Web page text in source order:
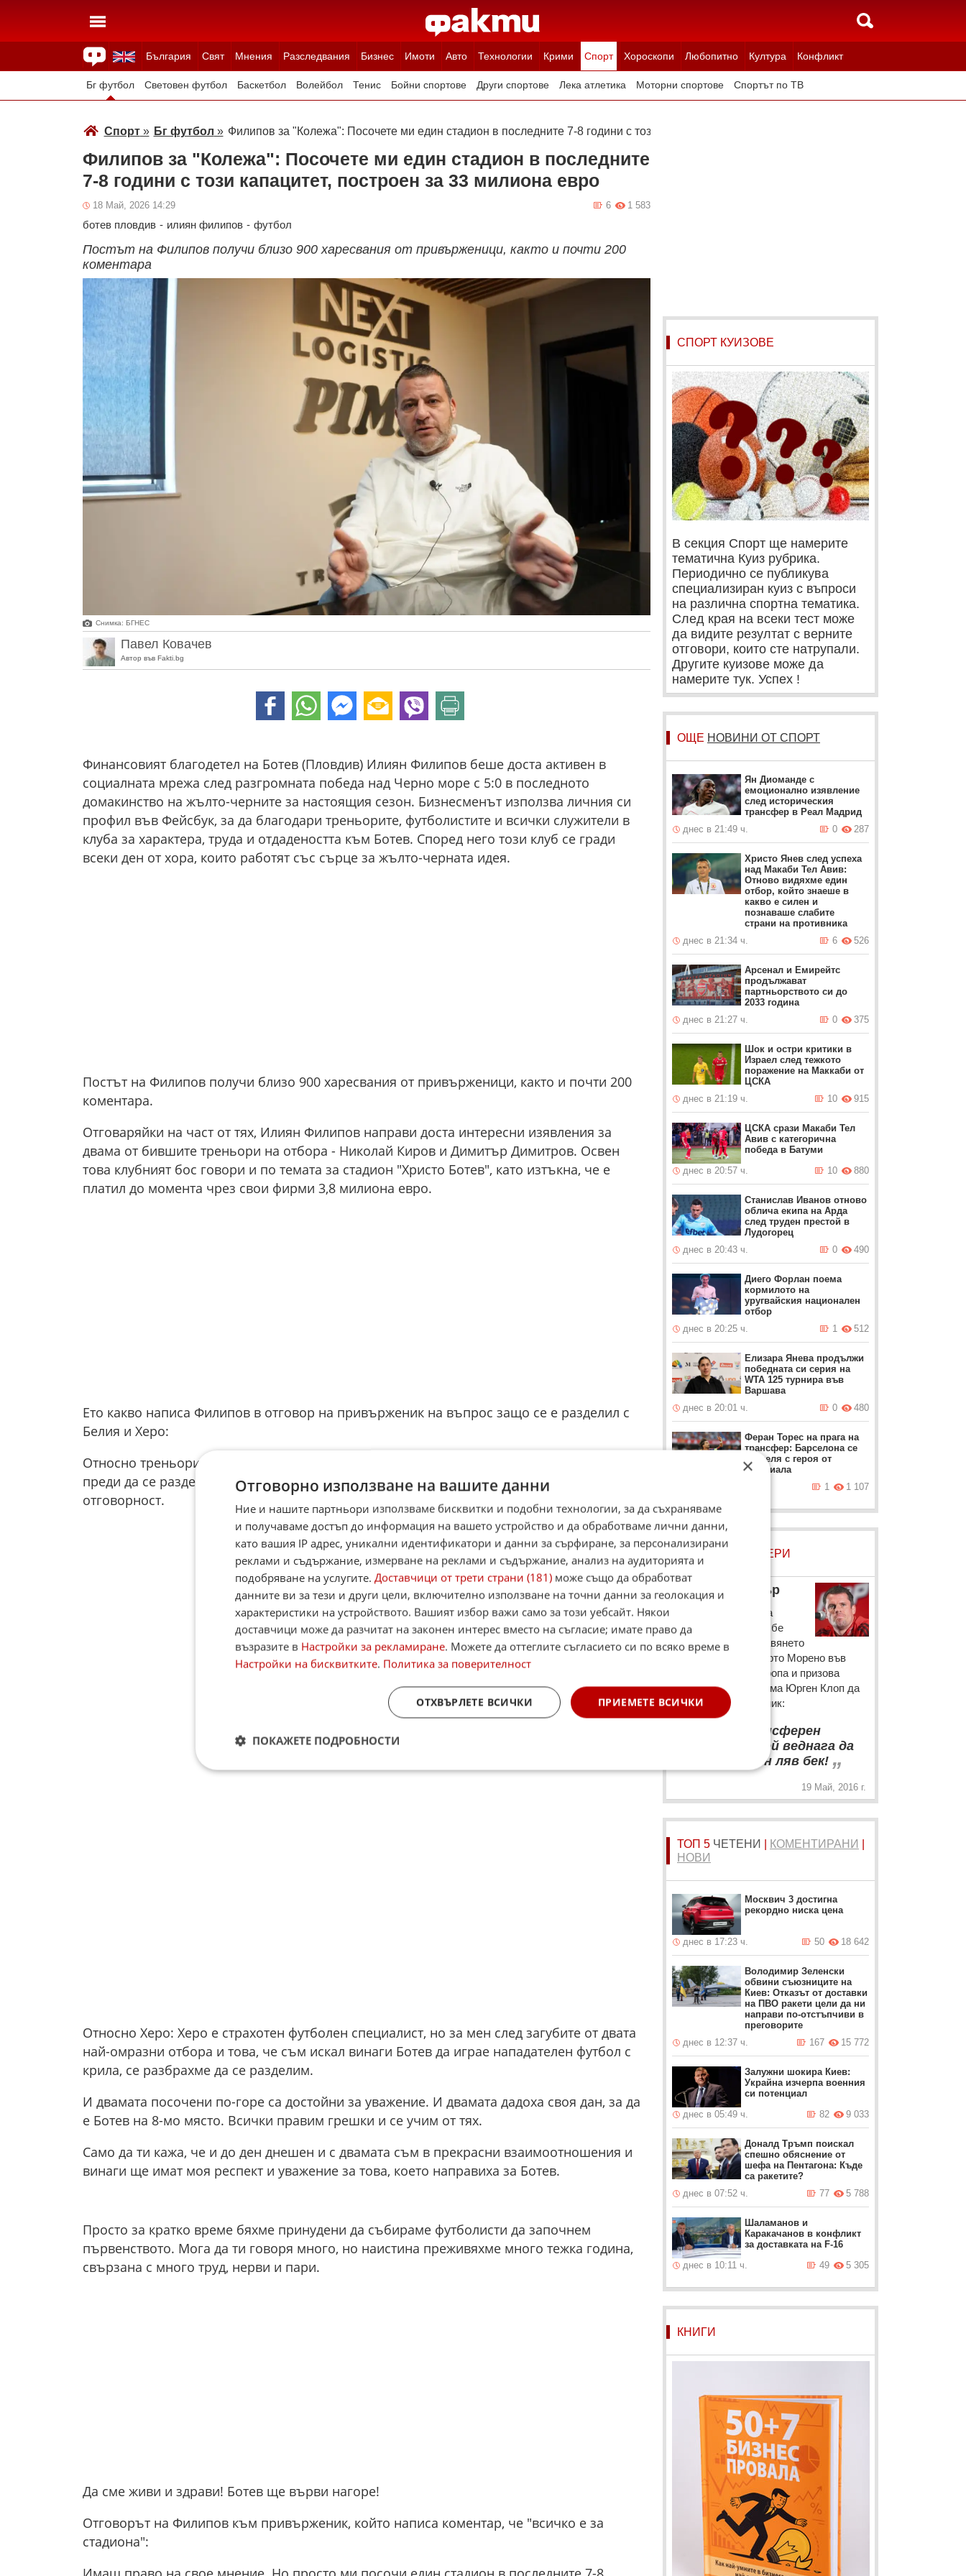
България Свят Мнения Разследвания Бизнес Имоти Авто Технологии Крими Спорт Хороскопи Любопитно Култура Конфликт
Здраве Времето Анкети Вицове Куизове
Бг футбол Световен футбол Баскетбол Волейбол Тенис Бойни спортове Други спортове Лека атлетика Моторни спортове Спортът по ТВ
Спорт» Бг футбол » Филипов за "Колежа": Посочете ми един стадион в последните 7-8 години с този капацитет, построен за 33 милиона евро
Филипов за "Колежа": Посочете ми един стадион в последните
7-8 години с този капацитет, построен за 33 милиона евро
18 Май, 2026 14:29 1 583
6
ботев пловдив - илиян филипов - футбол
Постът на Филипов получи близо 900 харесвания от привърженици, както и почти 200
коментара
Снимка: БГНЕС
Павел Ковачев
Автор във Fakti.bg
Финансовият благодетел на Ботев (Пловдив) Илиян Филипов беше доста активен в
социалната мрежа след разгромната победа над Черно море с 5:0 в последното
домакинство на жълто-черните за настоящия сезон. Бизнесменът използва личния си
профил във Фейсбук, за да благодари треньорите, футболистите и всички служители в
клуба за характера, труда и отдадеността към Ботев. Според него този клуб се гради
всеки ден от хора, които работят със сърце за жълто-черната идея.
Постът на Филипов получи близо 900 харесвания от привърженици, както и почти 200
коментара.
Отговаряйки на част от тях, Илиян Филипов направи доста интересни изявления за
двама от бившите треньори на отбора - Николай Киров и Димитър Димитров. Освен
това клубният бос говори и по темата за стадион "Христо Ботев", като изтъкна, че е
платил до момента чрез свои фирми 3,8 милиона евро.
Ето какво написа Филипов в отговор на привърженик на въпрос защо се е разделил с
Белия и Херо:
Относно треньорите мислих, че е ясно. Ники Киров си подаде сам оставка два мача
преди да се разделим и бях принуден да му я приема, защото някой трябваше да поеме
отговорност.
Относно Херо: Херо е страхотен футболен специалист, но за мен след загубите от двата
най-омразни отбора и това, че съм искал винаги Ботев да играе нападателен футбол с
крила, се разбрахме да се разделим.
И двамата посочени по-горе са достойни за уважение. И двамата дадоха своя дан, за да
е Ботев на 8-мо място. Всички правим грешки и се учим от тях.
Само да ти кажа, че и до ден днешен и с двамата съм в прекрасни взаимоотношения и
винаги ще имат моя респект и уважение за това, което направиха за Ботев.
Просто за кратко време бяхме принудени да събираме футболисти да започнем
първенството. Мога да ти говоря много, но наистина преживяхме много тежка година,
свързана с много труд, нерви и пари.
Да сме живи и здрави! Ботев ще върви нагоре!
Отговорът на Филипов към привърженик, който написа коментар, че "всичко е за
стадиона":
СПОРТ КУИЗОВЕ
В секция Спорт ще намерите
тематична Куиз рубрика.
Периодично се публикува
специализиран куиз с въпроси
на различна спортна тематика.
След края на всеки тест може
да видите резултат с верните
отговори, които сте натрупали.
Другите куизове може да
намерите тук. Успех !
ОЩЕ НОВИНИ ОТ СПОРТ
Ян Диоманде с
емоционално изявление
след историческия
трансфер в Реал Мадрид
днес в 21:49 ч.
287
0
Христо Янев след успеха
над Макаби Тел Авив:
Отново видяхме един
отбор, който знаеше в
какво е силен и
познаваше слабите
страни на противника
днес в 21:34 ч.
526
6
Арсенал и Емирейтс
продължават
партньорството си до
2033 година
днес в 21:27 ч.
375
0
Шок и остри критики в
Израел след тежкото
поражение на Маккаби от
ЦСКА
днес в 21:19 ч.
915
10
ЦСКА срази Макаби Тел
Авив с категорична
победа в Батуми
днес в 20:57 ч.
880
10
Станислав Иванов отново
облича екипа на Арда
след труден престой в
Лудогорец
днес в 20:43 ч.
490
0
Диего Форлан поема
кормилото на
уругвайския национален
отбор
днес в 20:25 ч.
512
1
Елизара Янева продължи
победната си серия на
WTA 125 турнира във
Варшава
днес в 20:01 ч.
480
0
Феран Торес на прага на
трансфер: Барселона се
разделя с героя от
Мондиала
1 107
1
ЛОВЦИ НА БИСЕРИ
Джейми Карагър
Бившата легенда на
Ливърпул далеч не бе
доволен от представянето
на защитника Алберто Морено във
финала на Лига Европа и призова
селекционера на тима Юрген Клоп да
му потърси заместник:
Юрген, трансферен
комитет, някой веднага да
привлече ш***н ляв бек! „
19 Май, 2016 г.
ТОП 5 ЧЕТЕНИ КОМЕНТИРАНИ
НОВИ
Москвич 3 достигна
рекордно ниска цена
днес в 17:23 ч. 18 642
50
Володимир Зеленски
обвини съюзниците на
Киев: Отказът от доставки
на ПВО ракети цели да ни
направи по-отстъпчиви в
преговорите
днес в 12:37 ч.
15 772
167
Залужни шокира Киев:
Украйна изчерпа военния
си потенциал
днес в 05:49 ч.
9 033
82
Доналд Тръмп поискал
спешно обяснение от
шефа на Пентагона: Къде
са ракетите?
днес в 07:52 ч.
5 788
77
Шаламанов и
Каракачанов в конфликт
за доставката на F-16
днес в 10:11 ч.
5 305
49
КНИГИ
×
Отговорно използване на вашите данни
Ние и нашите партньори използваме бисквитки и подобни технологии, за да съхраняваме
и получаваме достъп до информация на вашето устройство и да обработваме лични данни,
като вашия IP адрес, уникални идентификатори и данни за сърфиране, за персонализирани
реклами и съдържание, измерване на реклами и съдържание, анализ на аудиторията и
подобряване на услугите. Доставчици от трети страни (181) може също да обработват
данните ви за тези и други цели, включително използване на точни данни за геолокация и
характеристики на устройството. Вашият избор важи само за този уебсайт. Някои
доставчици може да разчитат на законен интерес вместо на съгласие; имате право да
възразите в Настройки за рекламиране. Можете да оттеглите съгласието си по всяко време в
Настройки на бисквитките. Политика за поверителност
ПРИЕМЕТЕ ВСИЧКИ
ОТХВЪРЛЕТЕ ВСИЧКИ
ПОКАЖЕТЕ ПОДРОБНОСТИ